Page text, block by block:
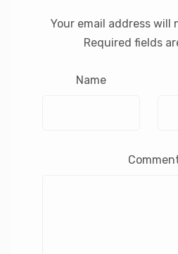
Your email address will
Required fields
Name